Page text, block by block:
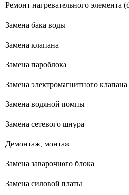
Ремонт нагревательного элемента
Замена бака воды
Замена клапана
Замена пароблока
Замена электромагнитного клапана
Замена водяной помпы
Замена сетевого шнура
Демонтаж, монтаж
Замена заварочного блока
Замена силовой платы